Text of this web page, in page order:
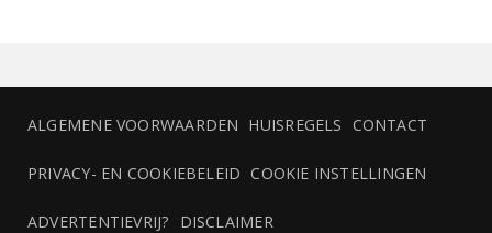
ALGEMENE VOORWAARDEN HUISREGELS CONTACT
PRIVACY- EN COOKIEBELEID COOKIE INSTELLINGEN
ADVERTENTIEVRIJ? DISCLAIMER